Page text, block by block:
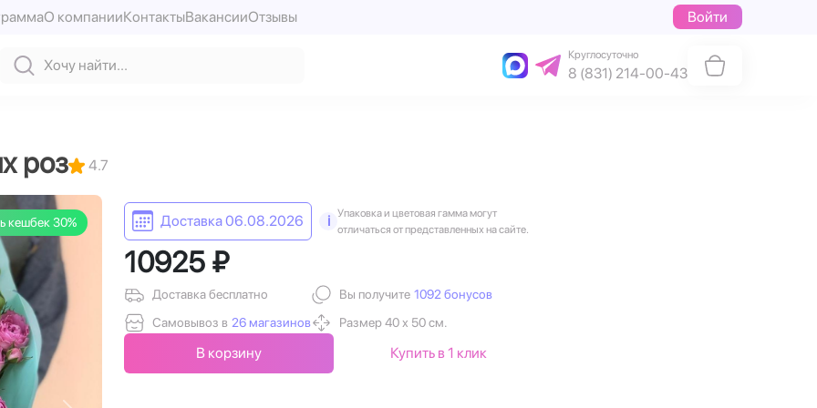
О компанииКонтактыВакансииОтзывы Войти
Круглосуточно
8 (831) 214-00-43
роз 4.7
кешбек 30% Доставка 06.08.2026 i
Упаковка и цветовая гамма могут
отличаться от представленных на сайте.
10925 ₽
Доставка бесплатно
Самовывоз в 26 магазинов
Вы получите 1092 бонусов
Размер 40 х 50 см.
В корзину Купить в 1 клик